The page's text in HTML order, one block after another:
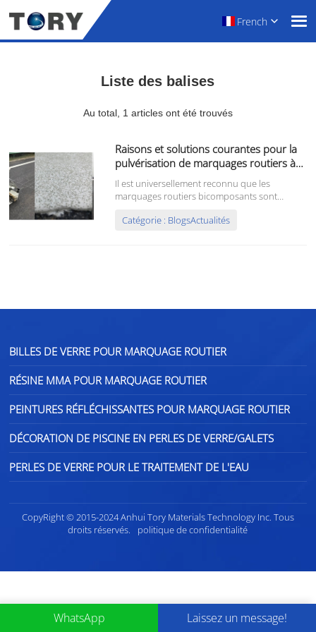
French
Liste des balises
Au total, 1 articles ont été trouvés
Raisons et solutions courantes pour la
pulvérisation de marquages routiers à
deux composants lorsqu'ils ne peuvent
pas être secs
Il est universellement reconnu que les
marquages routiers bicomposants sont
l'usure et offrent une durée de vie
Catégorie : BlogsActualités
BILLES DE VERRE POUR MARQUAGE ROUTIER
RÉSINE MMA POUR MARQUAGE ROUTIER
PEINTURES RÉFLÉCHISSANTES POUR MARQUAGE ROUTIER
DÉCORATION DE PISCINE EN PERLES DE VERRE/GALETS
PERLES DE VERRE POUR LE TRAITEMENT DE L'EAU
CopyRight © 2015-2024 Anhui Tory Materials Technology Inc. Tous
droits réservés.
politique de confidentialité
WhatsApp Laissez un message!